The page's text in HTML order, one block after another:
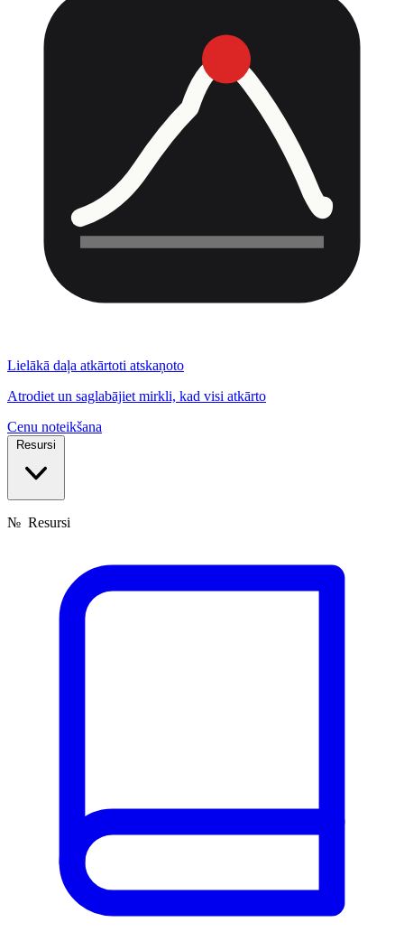
Lielākā daļa atkārtoti atskaņoto
Atrodiet un saglabājiet mirkli, kad visi atkārto
Cenu noteikšana
Resursi
№ Resursi